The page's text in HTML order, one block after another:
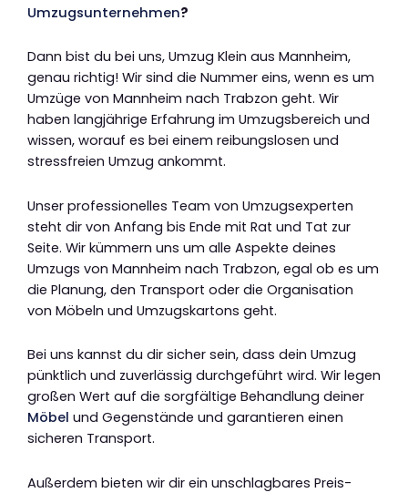
Umzugsunternehmen?
Dann bist du bei uns, Umzug Klein aus Mannheim,
genau richtig! Wir sind die Nummer eins, wenn es um
Umzüge von Mannheim nach Trabzon geht. Wir
haben langjährige Erfahrung im Umzugsbereich und
wissen, worauf es bei einem reibungslosen und
stressfreien Umzug ankommt.
Unser professionelles Team von Umzugsexperten
steht dir von Anfang bis Ende mit Rat und Tat zur
Seite. Wir kümmern uns um alle Aspekte deines
Umzugs von Mannheim nach Trabzon, egal ob es um
die Planung, den Transport oder die Organisation
von Möbeln und Umzugskartons geht.
Bei uns kannst du dir sicher sein, dass dein Umzug
pünktlich und zuverlässig durchgeführt wird. Wir legen
großen Wert auf die sorgfältige Behandlung deiner
Möbel und Gegenstände und garantieren einen
sicheren Transport.
Außerdem bieten wir dir ein unschlagbares Preis-